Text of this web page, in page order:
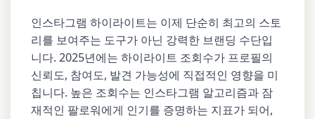
인스타그램 하이라이트는 이제 단순히 최고의 스토
리를 보여주는 도구가 아닌 강력한 브랜딩 수단입
니다. 2025년에는 하이라이트 조회수가 프로필의
신뢰도, 참여도, 발견 가능성에 직접적인 영향을 미
칩니다. 높은 조회수는 인스타그램 알고리즘과 잠
재적인 팔로워에게 인기를 증명하는 지표가 되어,